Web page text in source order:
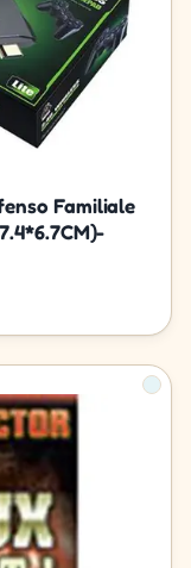
Familiale